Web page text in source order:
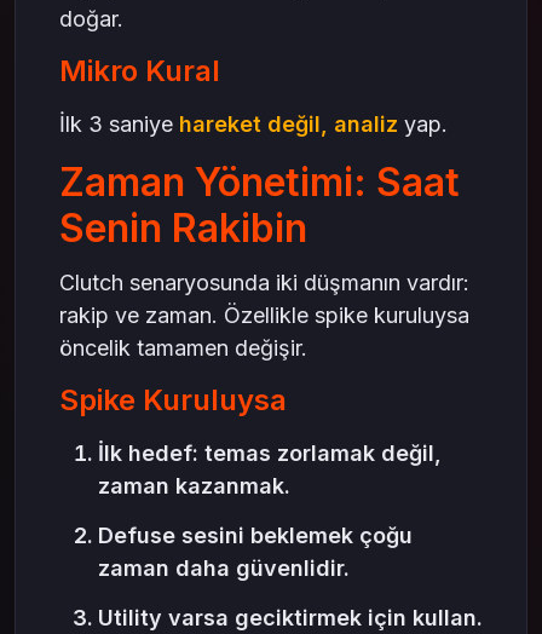
doğar.
Mikro Kural
İlk 3 saniye hareket değil, analiz yap.
Zaman Yönetimi: Saat
Senin Rakibin
Clutch senaryosunda iki düşmanın vardır:
rakip ve zaman. Özellikle spike kuruluysa
öncelik tamamen değişir.
Spike Kuruluysa
İlk hedef: temas zorlamak değil,
zaman kazanmak.
Defuse sesini beklemek çoğu
zaman daha güvenlidir.
Utility varsa geciktirmek için kullan.